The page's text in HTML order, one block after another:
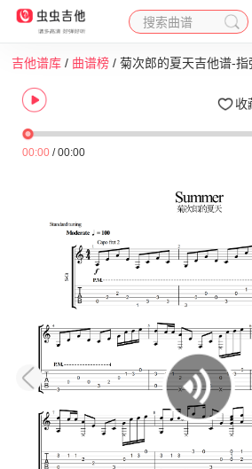
搜索曲谱
吉他谱库 / 曲谱榜 / 菊次郎的夏天吉他谱-
收
00:00 /00:00